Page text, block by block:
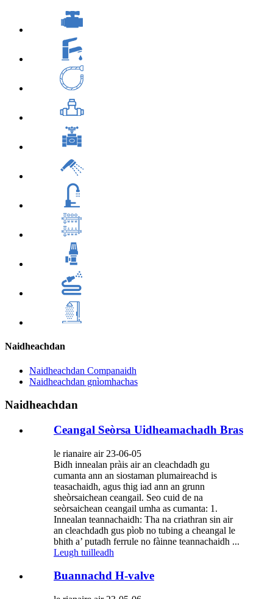
Naidheachdan
Naidheachdan Companaidh
Naidheachdan gnìomhachas
Naidheachdan
Ceangal Seòrsa Uidheamachadh Bras
le rianaire air 23-06-05
Bidh innealan pràis air an cleachdadh gu
cumanta ann an siostaman plumaireachd is
teasachaidh, agus thig iad ann an grunn
sheòrsaichean ceangail. Seo cuid de na
seòrsaichean ceangail umha as cumanta: 1.
Innealan teannachaidh: Tha na criathran sin air
an cleachdadh gus pìob no tubing a cheangal le
bhith a’ putadh ferrule no fàinne teannachaidh ...
Leugh tuilleadh
Buannachd H-valve